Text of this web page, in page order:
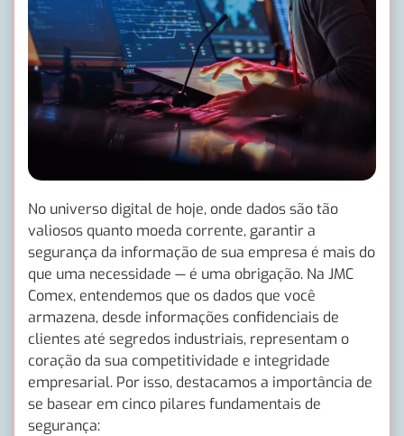
No universo digital de hoje, onde dados são tão
valiosos quanto moeda corrente, garantir a
segurança da informação de sua empresa é mais do
que uma necessidade — é uma obrigação. Na JMC
Comex, entendemos que os dados que você
armazena, desde informações confidenciais de
clientes até segredos industriais, representam o
coração da sua competitividade e integridade
empresarial. Por isso, destacamos a importância de
se basear em cinco pilares fundamentais de
segurança: